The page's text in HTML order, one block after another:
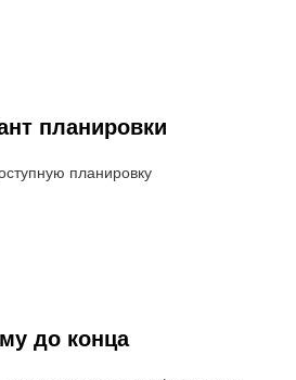
планировки
планировку
до конца